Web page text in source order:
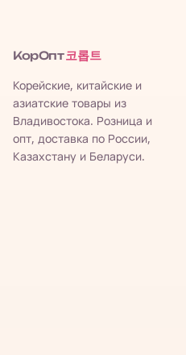
КорОпт 코롭트
Корейские, китайские и
азиатские товары из
Владивостока. Розница и
опт, доставка по России,
Казахстану и Беларуси.